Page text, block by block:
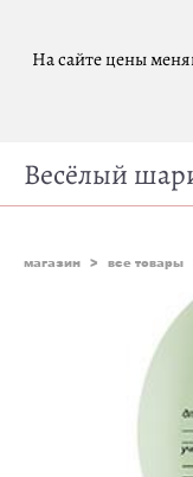
На сайте цены
Весёлый
магазин > все товары